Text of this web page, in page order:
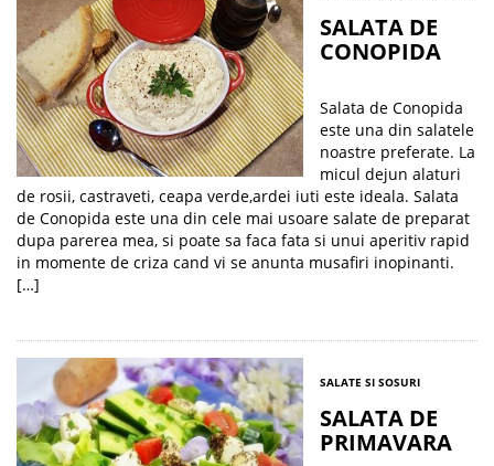
SALATA DE
CONOPIDA
Salata de Conopida
este una din salatele
noastre preferate. La
micul dejun alaturi
de rosii, castraveti, ceapa verde,ardei iuti este ideala. Salata
de Conopida este una din cele mai usoare salate de preparat
dupa parerea mea, si poate sa faca fata si unui aperitiv rapid
in momente de criza cand vi se anunta musafiri inopinanti.
[…]
SALATE SI SOSURI
SALATA DE
PRIMAVARA